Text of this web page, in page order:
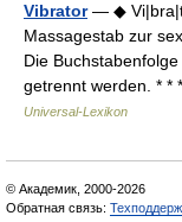
Vibrator— ◆
Massagestab zur
Die
getrennt werden. *
Universal-Lexikon
© Академик, 2000-2026
Обратная связь: